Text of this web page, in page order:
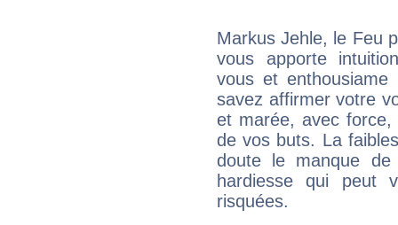
Markus Jehle, le Feu
vous apporte
vous et
savez affirmer votre
et marée, avec
de vos buts. La
doute le manque
hardiesse qui peut
risquées.